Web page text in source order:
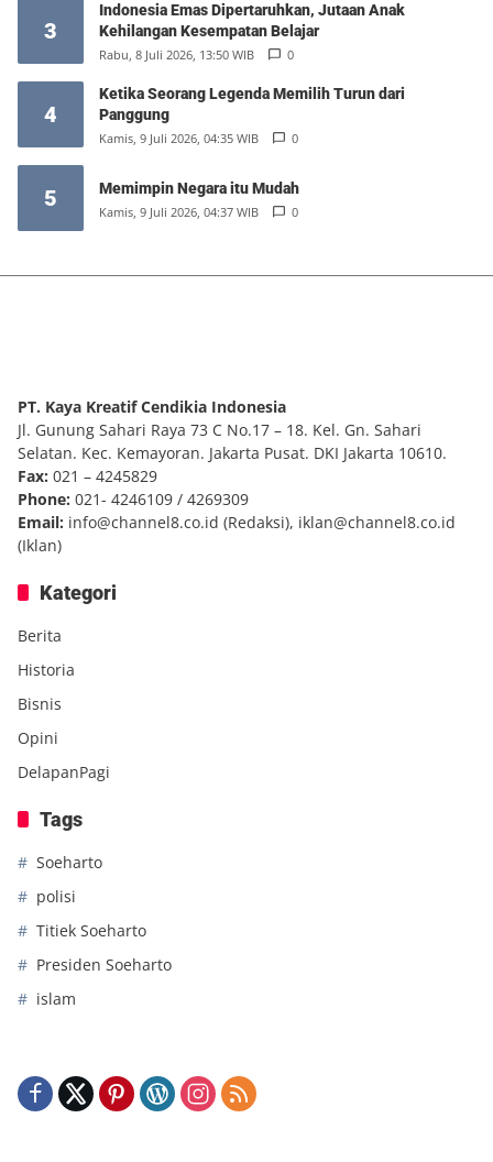
3
Indonesia Emas Dipertaruhkan, Jutaan Anak
Kehilangan Kesempatan Belajar
Rabu, 8 Juli 2026, 13:50 WIB 0
4
Ketika Seorang Legenda Memilih Turun dari
Panggung
Kamis, 9 Juli 2026, 04:35 WIB 0
5 Memimpin Negara itu Mudah
Kamis, 9 Juli 2026, 04:37 WIB 0
PT. Kaya Kreatif Cendikia Indonesia
Jl. Gunung Sahari Raya 73 C No.17 – 18. Kel. Gn. Sahari
Selatan. Kec. Kemayoran. Jakarta Pusat. DKI Jakarta 10610.
Fax: 021 – 4245829
Phone: 021- 4246109 / 4269309
Email: info@channel8.co.id (Redaksi), iklan@channel8.co.id
(Iklan)
Kategori
Berita
Historia
Bisnis
Opini
DelapanPagi
Tags
Soeharto
polisi
Titiek Soeharto
Presiden Soeharto
islam